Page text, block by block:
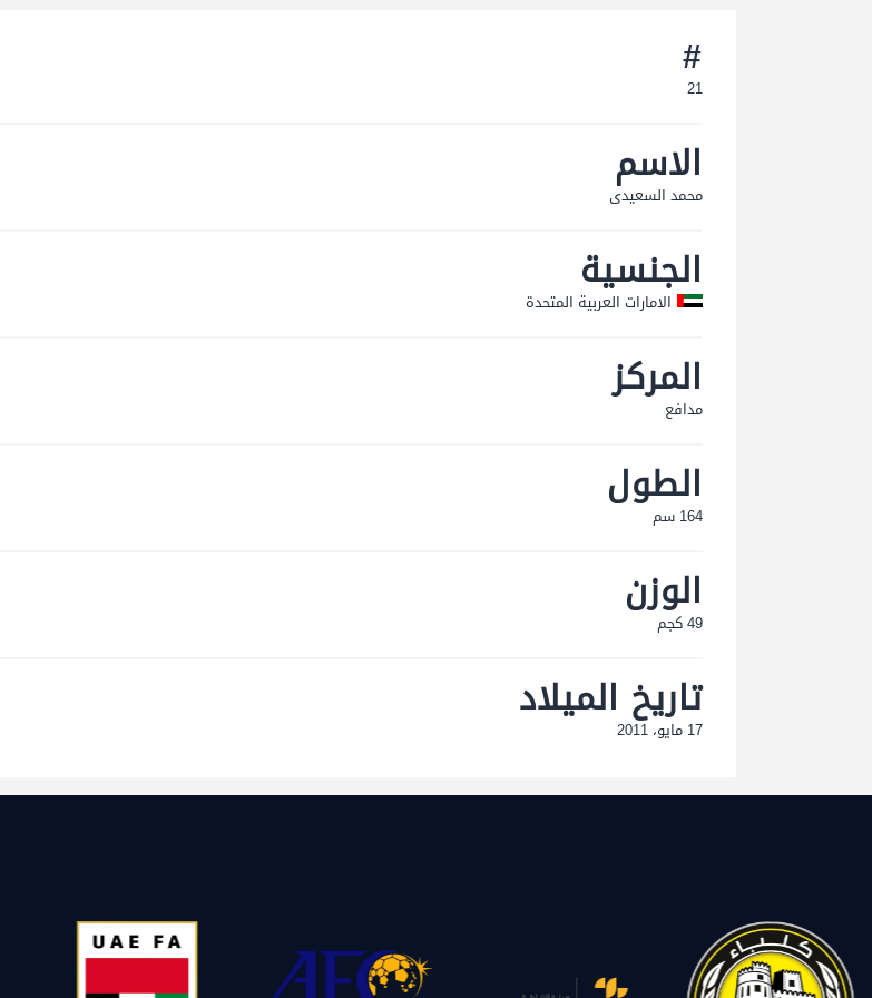
#
21
الاسم
محمد السعيدى
الجنسية
الامارات العربية المتحدة
المركز
مدافع
الطول
164 سم
الوزن
49 كجم
تاريخ الميلاد
17 مايو، 2011